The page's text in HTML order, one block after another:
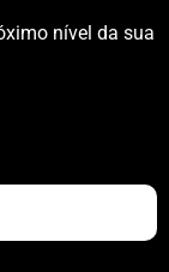
nível da sua